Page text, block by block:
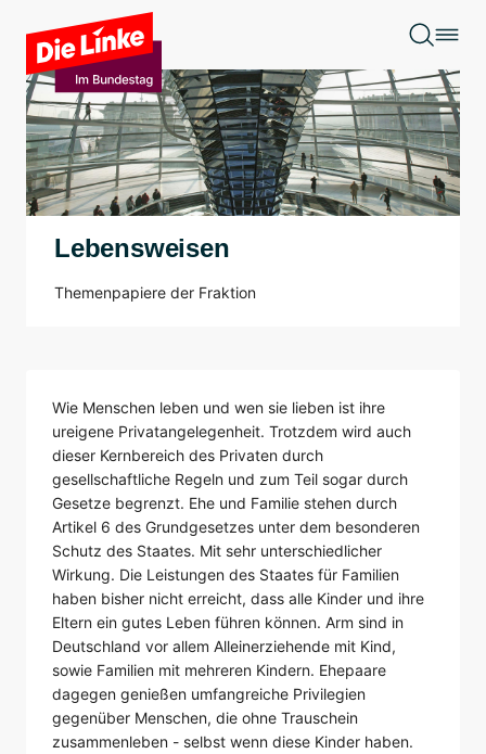
Zum Hauptinhalt springen
Lebensweisen
Themenpapiere der Fraktion
Wie Menschen leben und wen sie lieben ist ihre
ureigene Privatangelegenheit. Trotzdem wird auch
dieser Kernbereich des Privaten durch
gesellschaftliche Regeln und zum Teil sogar durch
Gesetze begrenzt. Ehe und Familie stehen durch
Artikel 6 des Grundgesetzes unter dem besonderen
Schutz des Staates. Mit sehr unterschiedlicher
Wirkung. Die Leistungen des Staates für Familien
haben bisher nicht erreicht, dass alle Kinder und ihre
Eltern ein gutes Leben führen können. Arm sind in
Deutschland vor allem Alleinerziehende mit Kind,
sowie Familien mit mehreren Kindern. Ehepaare
dagegen genießen umfangreiche Privilegien
gegenüber Menschen, die ohne Trauschein
zusammenleben - selbst wenn diese Kinder haben.